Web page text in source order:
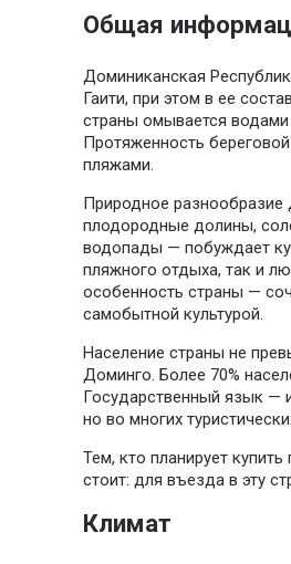
Общая
Доминиканская
Гаити, при этом в ее
страны омывается
Протяженность
пляжами.
Природное разнообразие
плодородные долины,
водопады — побуждает
пляжного отдыха, так и
особенность страны —
самобытной культурой.
Население страны не
Доминго. Более 70%
Государственный язык —
но во многих
Тем, кто планирует
стоит: для въезда в эту
Климат